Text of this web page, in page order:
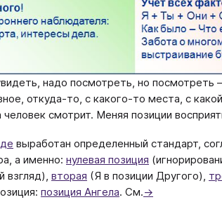
надо посмотреть, но посмотреть
откуда-то, с какого-то места, с
человек смотрит. Меняя позиции
выработан определенный стандарт,
а именно: нулевая позиция
взгляд), вторая (Я в позиции Другого),
позиция Ангела. См.→